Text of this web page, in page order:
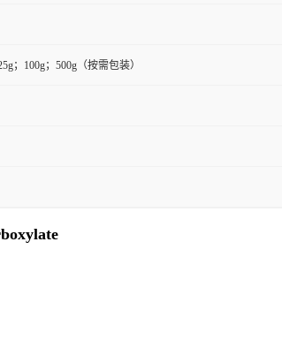
；100g；500g（按需包装）